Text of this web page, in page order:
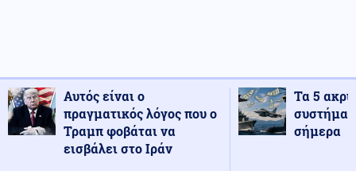
Αυτός είναι ο
πραγματικός λόγος που ο
Τραμπ φοβάται να
εισβάλει στο Ιράν
Τα 5
σήμερα